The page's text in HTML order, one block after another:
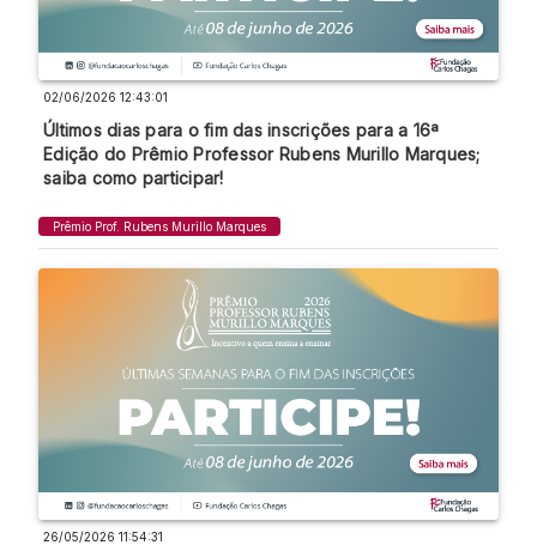
02/06/2026 12:43:01
Últimos dias para o fim das inscrições para a 16ª
Edição do Prêmio Professor Rubens Murillo Marques;
saiba como participar!
Prêmio Prof. Rubens Murillo Marques
26/05/2026 11:54:31